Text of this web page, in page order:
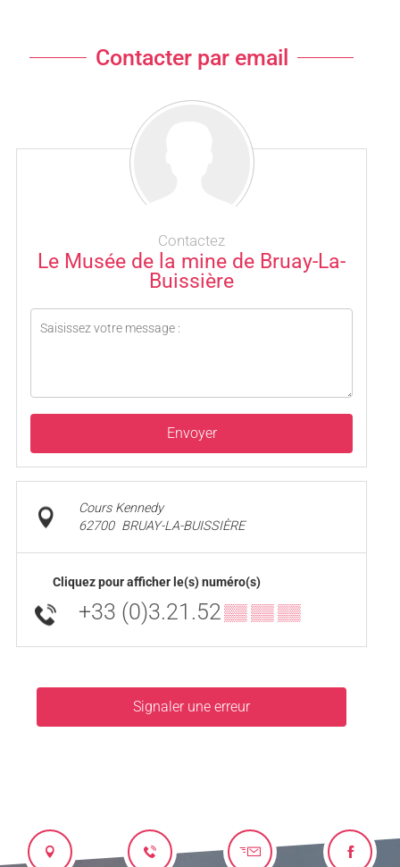
Contacter par email
Contactez
Le Musée de la mine de Bruay-La-
Buissière
Envoyer
Cours Kennedy
62700 BRUAY-LA-BUISSIÈRE
Cliquez pour afficher le(s) numéro(s)
+33 (0)3.21.52▒▒ ▒▒ ▒▒
Signaler une erreur